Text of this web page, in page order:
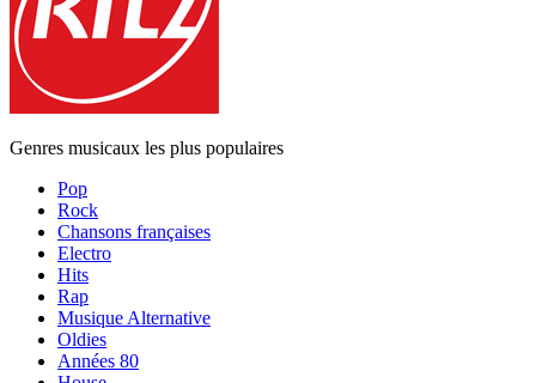
Genres musicaux les plus populaires
Pop
Rock
Chansons françaises
Electro
Hits
Rap
Musique Alternative
Oldies
Années 80